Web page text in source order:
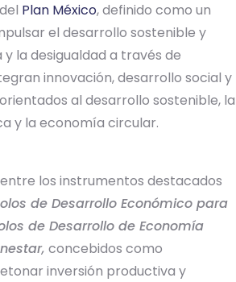
Plan México, definido como un
el desarrollo sostenible y
la desigualdad a través de
innovación, desarrollo social y
al desarrollo sostenible, la
y la economía circular.
los instrumentos destacados
de Desarrollo Económico para
de Desarrollo de Economía
concebidos como
inversión productiva y